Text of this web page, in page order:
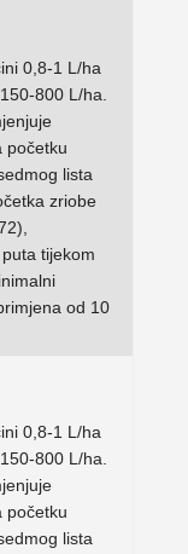
0,8-1 L/ha
800 L/ha.
početku
lista
zriobe
tijekom
od 10
0,8-1 L/ha
800 L/ha.
početku
lista